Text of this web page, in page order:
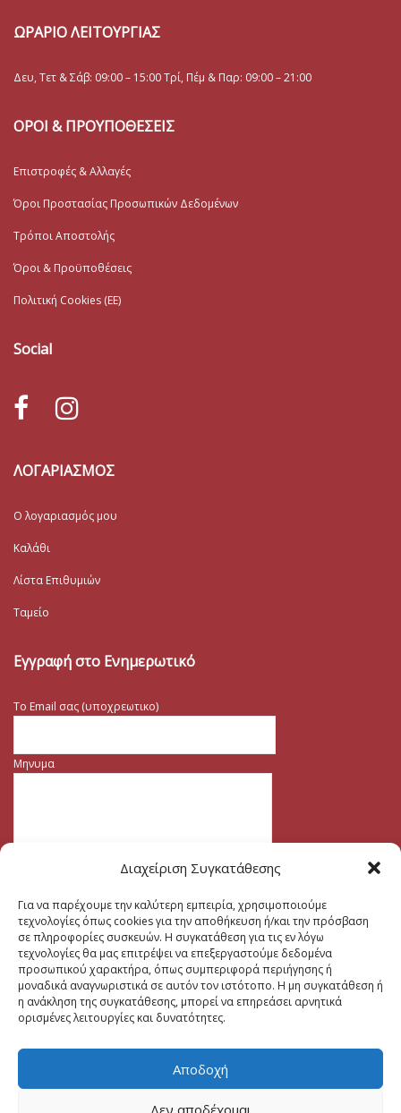
Διαχείριση Συγκατάθεσης
Για να παρέχουμε την καλύτερη εμπειρία, χρησιμοποιούμε
τεχνολογίες όπως cookies για την αποθήκευση ή/και την πρόσβαση
σε πληροφορίες συσκευών. Η συγκατάθεση για τις εν λόγω
τεχνολογίες θα μας επιτρέψει να επεξεργαστούμε δεδομένα
προσωπικού χαρακτήρα, όπως συμπεριφορά περιήγησης ή
μοναδικά αναγνωριστικά σε αυτόν τον ιστότοπο. Η μη συγκατάθεση ή
η ανάκληση της συγκατάθεσης, μπορεί να επηρεάσει αρνητικά
ορισμένες λειτουργίες και δυνατότητες.
Αποδοχή
Δεν αποδέχομαι
ΩΡΑΡΙΟ ΛΕΙΤΟΥΡΓΙΑΣ
Δευ, Τετ & Σάβ: 09:00 – 15:00 Τρί, Πέμ & Παρ: 09:00 – 21:00
ΟΡΟΙ & ΠΡΟΥΠΟΘΕΣΕΙΣ
Επιστροφές & Αλλαγές
Όροι Προστασίας Προσωπικών Δεδομένων
Τρόποι Αποστολής
Όροι & Προϋποθέσεις
Πολιτική Cookies (ΕΕ)
Social
ΛΟΓΑΡΙΑΣΜΟΣ
Ο λογαριασμός μου
Καλάθι
Λίστα Επιθυμιών
Ταμείο
Εγγραφή στο Ενημερωτικό
Το Email σας (υποχρεωτικο)
Μηνυμα